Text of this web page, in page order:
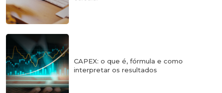
CAPEX: o que é, fórmula e como
interpretar os resultados